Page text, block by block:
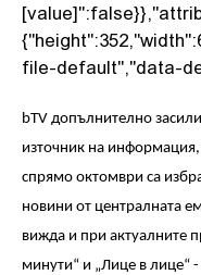
file-default","data-
bTV допълнително
източник на
спрямо октомври са
новини от централната
вижда и при актуалните
минути“ и „Лице в лице“